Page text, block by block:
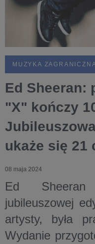
MUZYKA
Ed Sheeran:
"X" kończy
ukaże się 21
08 maja 2024
Ed Sheeran
jubileuszowej
artysty, była
Wydanie